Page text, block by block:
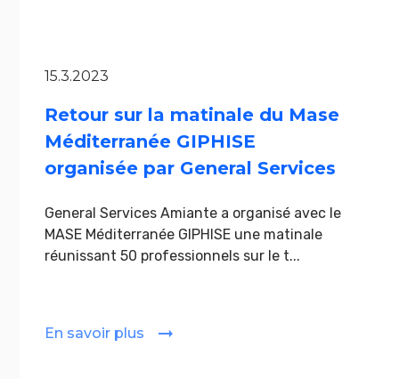
15.3.2023
Retour sur la matinale du Mase
Méditerranée GIPHISE
organisée par General Services
General Services Amiante a organisé avec le
MASE Méditerranée GIPHISE une matinale
réunissant 50 professionnels sur le t...
En savoir plus